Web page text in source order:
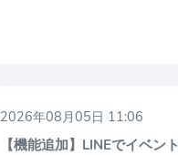
2026年08月05日 11:06
【機能追加】LINEでイベ